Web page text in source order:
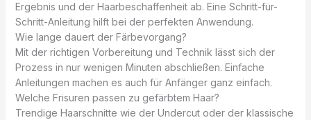
Ergebnis und der Haarbeschaffenheit ab. Eine Schritt-für-
Schritt-Anleitung hilft bei der perfekten Anwendung.
Wie lange dauert der Färbevorgang?
Mit der richtigen Vorbereitung und Technik lässt sich der
Prozess in nur wenigen Minuten abschließen. Einfache
Anleitungen machen es auch für Anfänger ganz einfach.
Welche Frisuren passen zu gefärbtem Haar?
Trendige Haarschnitte wie der Undercut oder der klassische